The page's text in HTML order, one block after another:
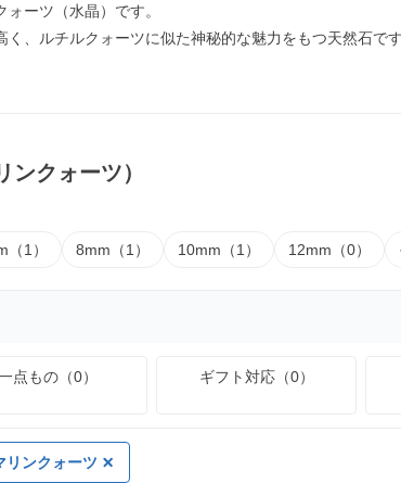
ーツ（水晶）です。
、ルチルクォーツに似た神秘的な魅力をもつ天然石です
ンクォーツ）
（1） 8mm（1） 10mm（1） 12mm（0）
点もの（0） ギフト対応（0）
リンクォーツ